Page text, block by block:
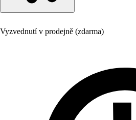
Vyzvednutí v prodejně (zdarma)